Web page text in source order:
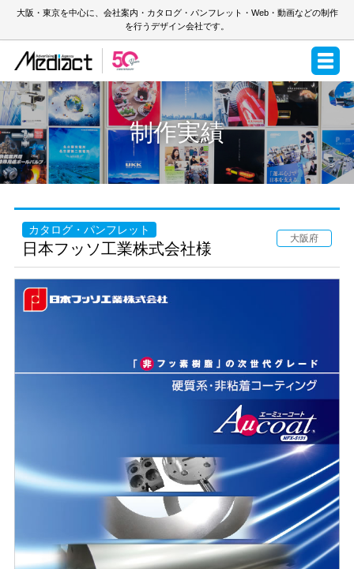
大阪・東京を中心に、会社案内・カタログ・パンフレット・Web・動画などの制作
を行うデザイン会社です。
制作実績
カタログ・パンフレット
日本フッソ工業株式会社様
大阪府